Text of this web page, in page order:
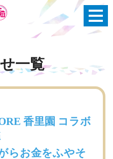
一覧
香里園 コラボ
らお金をふやそ